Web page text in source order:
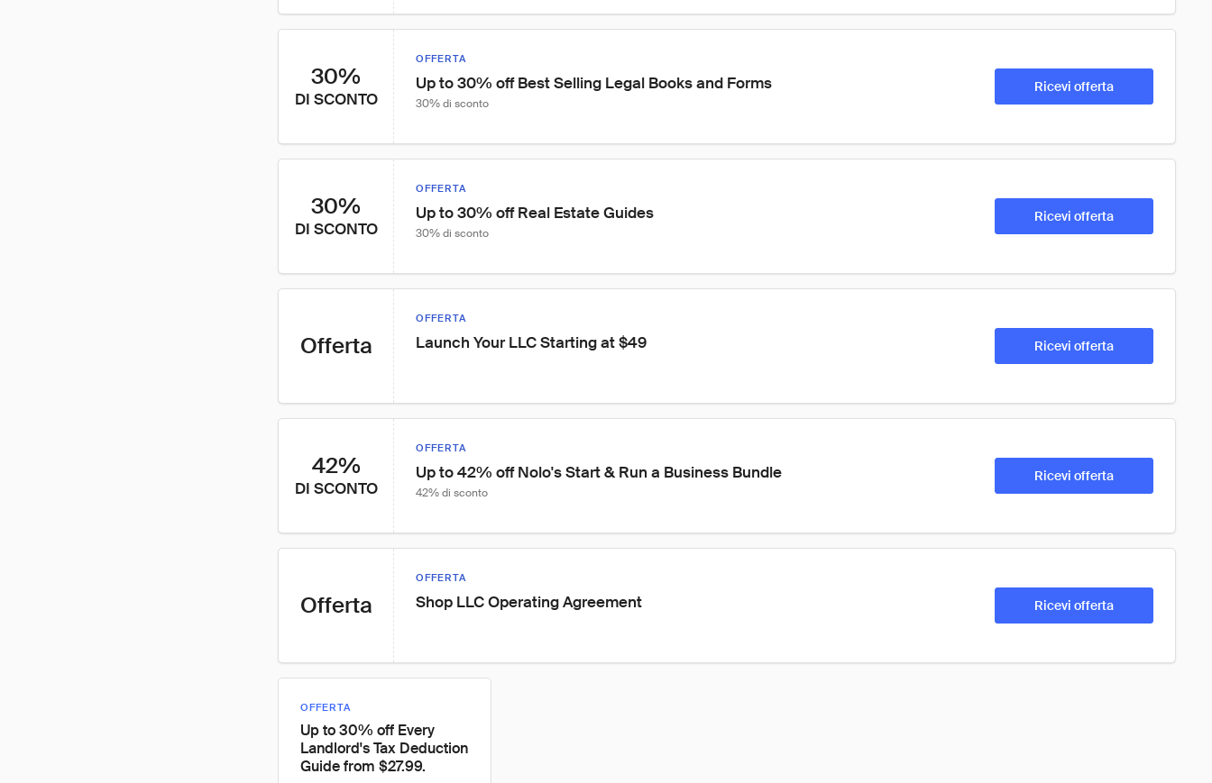
30%
DI SCONTO
OFFERTA
Up to 30% off Best Selling Legal Books and Forms
30% di sconto
Ricevi offerta
30%
DI SCONTO
OFFERTA
Up to 30% off Real Estate Guides
30% di sconto
Ricevi offerta
Offerta
OFFERTA
Launch Your LLC Starting at $49 Ricevi offerta
42%
DI SCONTO
OFFERTA
Up to 42% off Nolo's Start & Run a Business Bundle
42% di sconto
Ricevi offerta
Offerta
OFFERTA
Shop LLC Operating Agreement Ricevi offerta
OFFERTA
Up to 30% off Every
Landlord's Tax Deduction
Guide from $27.99.